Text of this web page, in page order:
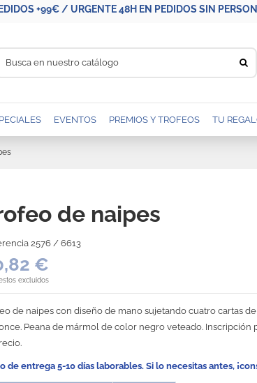
+99€ / URGENTE 48H EN PEDIDOS SIN
EVENTOS PREMIOS Y TROFEOS TU
de naipes
2576 / 6613
€
excluidos
de naipes con diseño de mano sujetando cuatro cartas
Peana de mármol de color negro veteado. Inscripción
de entrega 5-10 días laborables. Si lo necesitas antes,